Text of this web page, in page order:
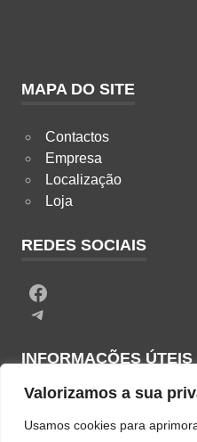
Valorizamos a sua
Usamos cookies para
MAPA DO SITE
Contactos
Empresa
Localização
Loja
REDES SOCIAIS
Facebook
Telegram
INFORMAÇÕES ÚTEIS
Termos & Condições
Política de Privacidade